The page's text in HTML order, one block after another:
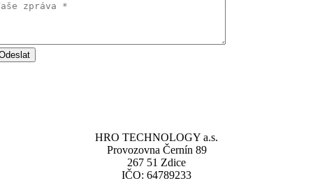
HRO TECHNOLOGY a.s.
Provozovna Černín 89
267 51 Zdice
IČO: 64789233